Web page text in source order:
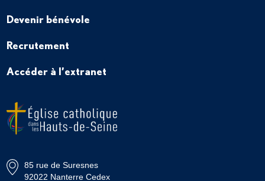
Devenir bénévole
Recrutement
Accéder à l’extranet
85 rue de Suresnes
92022 Nanterre Cedex